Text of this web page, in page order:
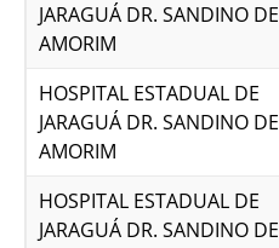
JARAGUÁ DR. SANDINO DE
AMORIM
HOSPITAL ESTADUAL DE
JARAGUÁ DR. SANDINO DE
AMORIM
HOSPITAL ESTADUAL DE
JARAGUÁ DR. SANDINO DE